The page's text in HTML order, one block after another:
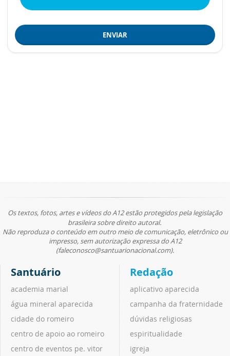
ENVIAR
Os textos, fotos, artes e vídeos do A12 estão protegidos pela legislação
brasileira sobre direito autoral.
Não reproduza o conteúdo em outro meio de comunicação, eletrônico ou
impresso, sem autorização expressa do A12
(faleconosco@santuarionacional.com).
Santuário
academia marial
água mineral aparecida
cidade do romeiro
centro de apoio ao romeiro
centro de eventos pe. vitor
Redação
aplicativo aparecida
campanha da fraternidade
dúvidas religiosas
espiritualidade
igreja